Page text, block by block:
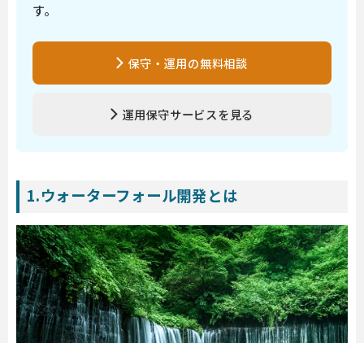
す。
保守・運用の無料相談
運用保守サービスを見る
1.ウォーターフォール開発とは